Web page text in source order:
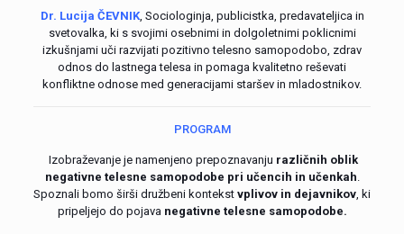
Dr. Lucija ČEVNIK, Sociologinja, publicistka, predavateljica in
svetovalka, ki s svojimi osebnimi in dolgoletnimi poklicnimi
izkušnjami uči razvijati pozitivno telesno samopodobo, zdrav
odnos do lastnega telesa in pomaga kvalitetno reševati
konfliktne odnose med generacijami staršev in mladostnikov.
PROGRAM
Izobraževanje je namenjeno prepoznavanju različnih oblik
negativne telesne samopodobe pri učencih in učenkah.
Spoznali bomo širši družbeni kontekst vplivov in dejavnikov, ki
pripeljejo do pojava negativne telesne samopodobe.